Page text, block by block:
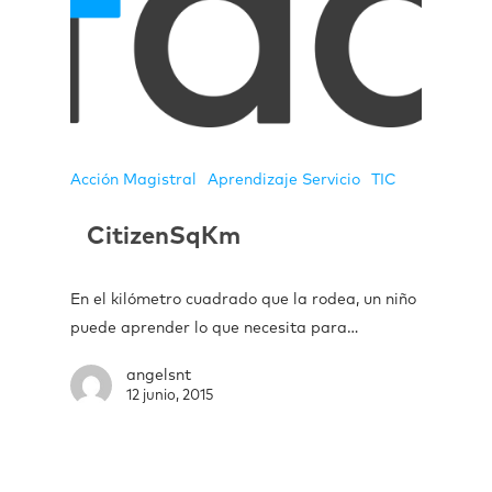
Acción Magistral Aprendizaje Servicio TIC
CitizenSqKm
En el kilómetro cuadrado que la rodea, un niño
puede aprender lo que necesita para…
angelsnt
12 junio, 2015